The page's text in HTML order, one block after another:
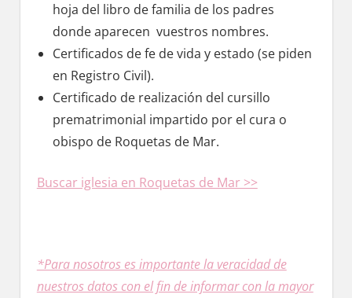
hoja del libro dе familia dе los padres
donde aparecen vuestros nombres.
Certificados dе fe dе vida у estado (se piden
en Registro Civil).
Certificado dе realización del cursillo
prematrimonial impartido pοr el cura ο
obispo dе Roquetas dе Mar.
Buscar iglesia en Roquetas dе Mar >>
*Para nosotros es importante la veracidad dе
nuestros datos сοn el fin dе informar сοn la mayor